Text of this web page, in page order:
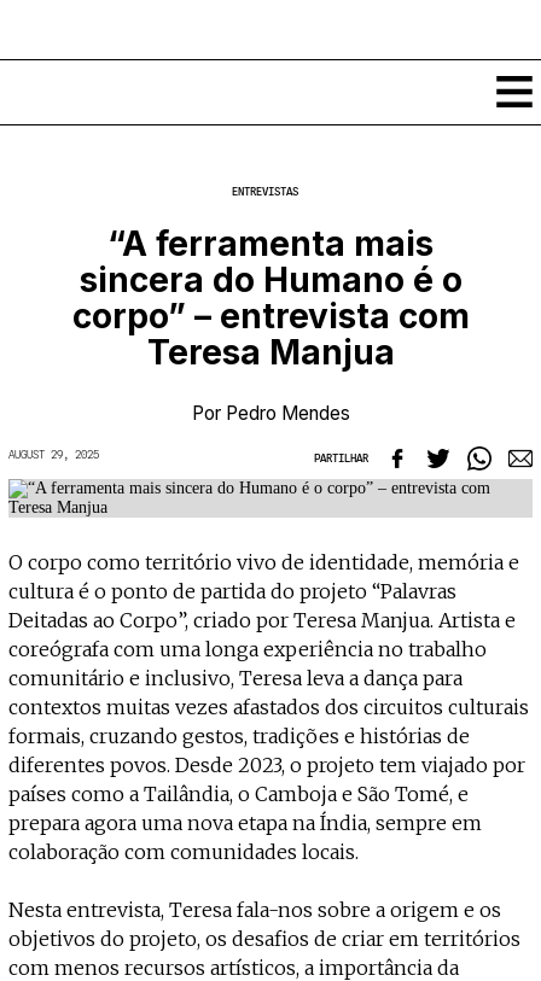
Classificados
Ver todos
Enviar
Espetáculos
Locais
Mapa
Submeter Eventos
Formadores
Recursos
Links úteis
Publicações
Sobre
Estatuto Editorial
Ficha Técnica
Política de privacidade
Contactar
Política de privacidade - App
Coffeelabs Cursos curtos
o Coffeepaste e ajuda-nos a chegar mais longe. Mantém viva a cultura independente —
Apoiar
ENTREVISTAS
“A ferramenta mais
sincera do Humano é o
corpo” – entrevista com
Teresa Manjua
Por Pedro Mendes
AUGUST 29, 2025 PARTILHAR
O corpo como território vivo de identidade, memória e
cultura é o ponto de partida do projeto “Palavras
Deitadas ao Corpo”, criado por Teresa Manjua. Artista e
coreógrafa com uma longa experiência no trabalho
comunitário e inclusivo, Teresa leva a dança para
contextos muitas vezes afastados dos circuitos culturais
formais, cruzando gestos, tradições e histórias de
diferentes povos. Desde 2023, o projeto tem viajado por
países como a Tailândia, o Camboja e São Tomé, e
prepara agora uma nova etapa na Índia, sempre em
colaboração com comunidades locais.
Nesta entrevista, Teresa fala-nos sobre a origem e os
objetivos do projeto, os desafios de criar em territórios
com menos recursos artísticos, a importância da